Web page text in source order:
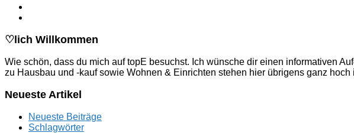
♡lich Willkommen
Wie schön, dass du mich auf topE besuchst. Ich wünsche dir einen informativen
zu Hausbau und -kauf sowie Wohnen & Einrichten stehen hier übrigens ganz hoch
Neueste Artikel
Neueste Beiträge
Schlagwörter